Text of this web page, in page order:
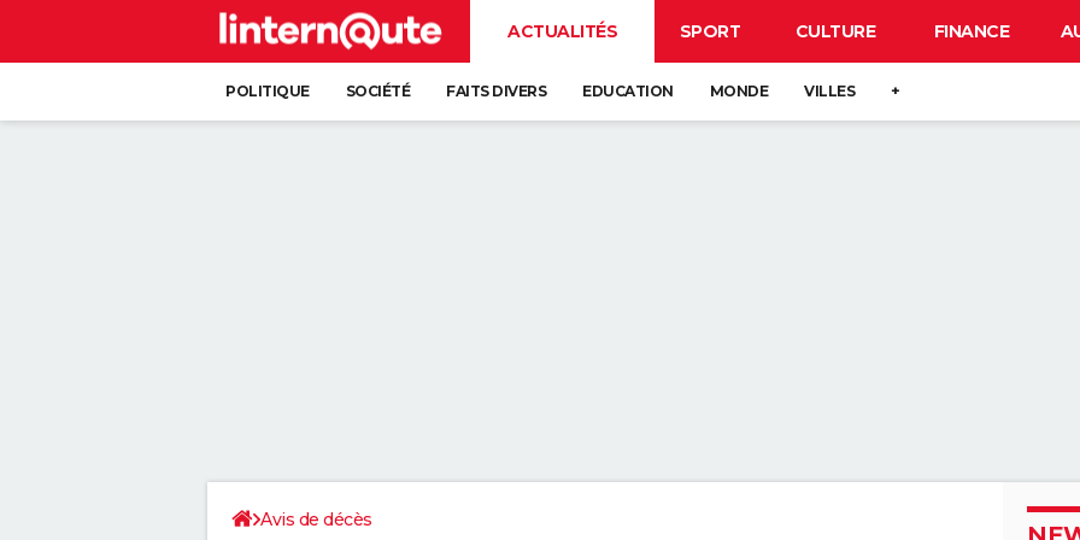
ACTUALITÉS SPORT CULTURE FINANCE
POLITIQUE SOCIÉTÉ FAITS DIVERS EDUCATION MONDE VILLES +
Avis de décès